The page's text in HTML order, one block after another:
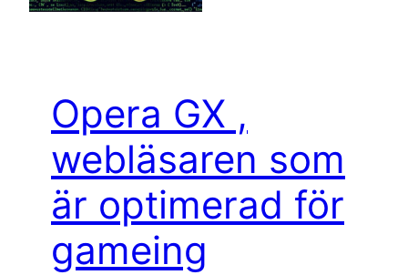
Opera GX ,
webläsaren som
är optimerad för
gameing